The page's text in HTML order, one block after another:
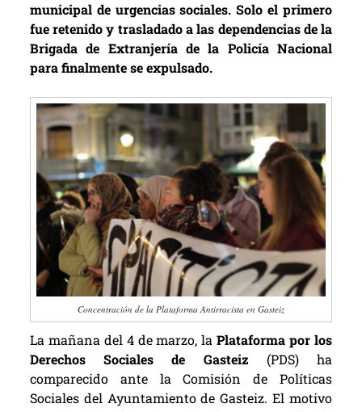
municipal de urgencias sociales. Solo el primero
fue retenido y trasladado a las dependencias de la
Brigada de Extranjería de la Policía Nacional
para finalmente se expulsado.
Concentración de la Plataforma Antirracista en Gasteiz
La mañana del 4 de marzo, laPlataforma por los
Derechos Sociales de Gasteiz (PDS) ha
comparecido ante la Comisión de Políticas
Sociales del Ayuntamiento de Gasteiz. El motivo